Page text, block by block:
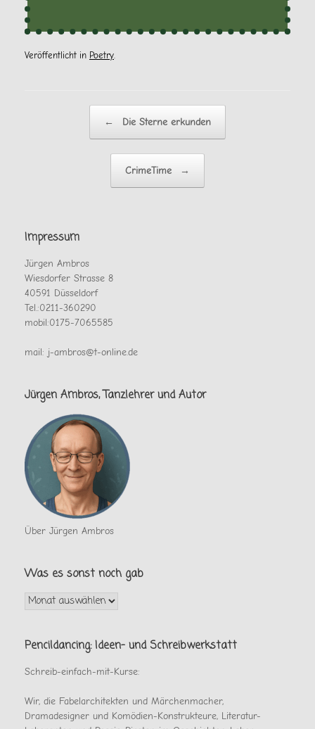
Veröffentlicht in Poetry
← Die Sterne erkunden
CrimeTime →
Impressum
Jürgen Ambros
Wiesdorfer Strasse 8
40591 Düsseldorf
Tel.:0211-360290
mobil:0175-7065585
mail: j-ambros@t-online.de
Jürgen Ambros, Tanzlehrer und Autor
Über Jürgen Ambros
Was es sonst noch gab
Was
es
noch
Pencildancing: Ideen- und Schreibwerkstatt
Schreib-einfach-mit-Kurse:
Wir, die Fabelarchitekten und Märchenmacher,
Dramadesigner und Komödien-Konstrukteure, Literatur-